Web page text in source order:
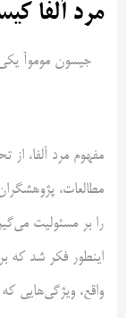
مرد آلفا
جیسون موموآ
مفهوم مرد آلفا،
مطالعات،
را بر مسئولیت
اینطور فکر شد که
واقع، ویژگی‌هایی